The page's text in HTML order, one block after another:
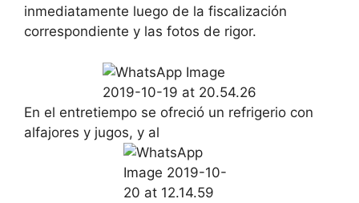
inmediatamente luego de la fiscalización
correspondiente y las fotos de rigor.
En el entretiempo se ofreció un refrigerio con
alfajores y jugos, y al